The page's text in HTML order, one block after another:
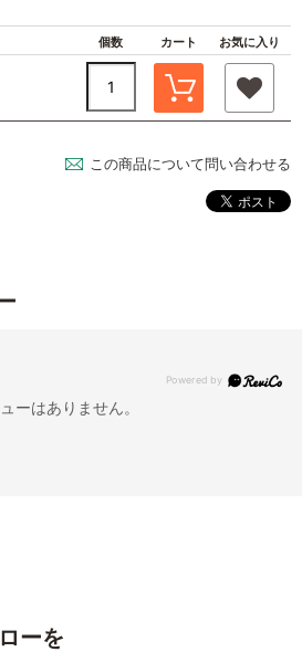
個数 カート お気に入り
この商品について問い合わせる
ーはありません。
ーを